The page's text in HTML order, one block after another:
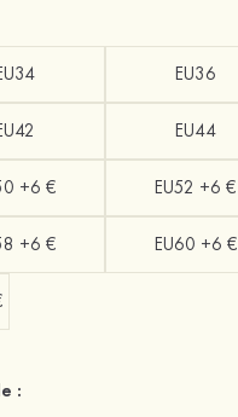
EU36
EU44
+6 € EU52 +6 €
+6 € EU60 +6 €
: